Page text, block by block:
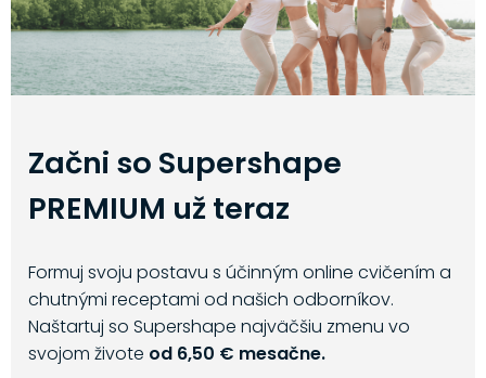
Začni so Supershape
PREMIUM už teraz
Formuj svoju postavu s účinným online cvičením a
chutnými receptami od našich odborníkov.
Naštartuj so Supershape najväčšiu zmenu vo
svojom živote od 6,50 € mesačne.